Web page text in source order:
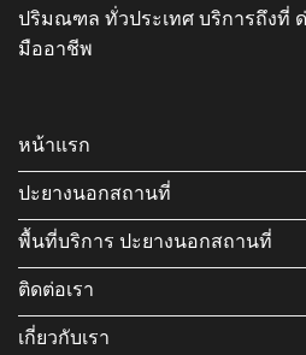
ปริมณฑล ทั่วประเทศ บริการถึงที่
มืออาชีพ
หน้าแรก
ปะยางนอกสถานที่
พื้นที่บริการ ปะยางนอกสถานที่
ติดต่อเรา
เกี่ยวกับเรา